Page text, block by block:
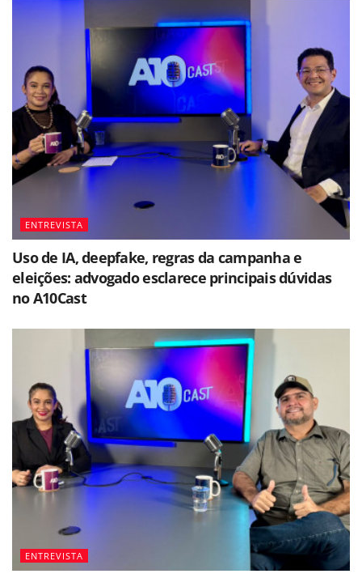
ENTREVISTA
Uso de IA, deepfake, regras da campanha e
eleições: advogado esclarece principais dúvidas
no A10Cast
ENTREVISTA